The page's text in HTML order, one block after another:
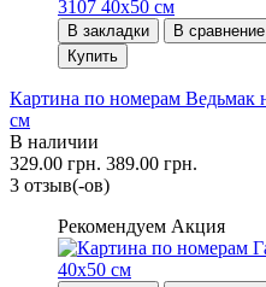
В закладки
В сравнение
Купить
Картина по номерам Ведьмак
см
В наличии
329.00 грн. 389.00 грн.
3 отзыв(-ов)
Рекомендуем Акция